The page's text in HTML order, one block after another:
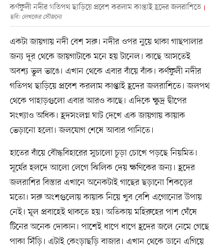
কর্ণফুলী নদীর গতিপথ ছাড়িয়ে প্রবেশ করলাম কাপ্তাই হ্রদের জলরাশিতে
ছবি: লেখকের সৌজন্যে
একটা জায়গায় নদী বেশ সরু। নদীর ওপর নুয়ে থাকা গাছপালার
জন্য দূর থেকে জায়গাটাকে মনে হয় টানেল। কাছে আসতেই
অবশ্য ভুল ভাঙে। এখান থেকে এবার বাঁয়ে বাঁক। কর্ণফুলী নদীর
গতিপথ ছাড়িয়ে প্রবেশ করলাম কাপ্তাই হ্রদের জলরাশিতে। জলপথ
থেকে পাহাড়গুলো এবার আরও কাছে। এদিকে ক্ষুদ্র দ্বীপের
সংখ্যাও অধিক। হ্রদসংলগ্ন ঘাট দেখে এক জায়গায় কায়াক
ভেড়ানো হলো। জলযোগ শেষে আবার পানিতে।
হাতের বাঁয়ে বৌদ্ধবিহারের সুচালো চূড়া চোখে পড়ছে নিয়মিত।
সূর্যের হলদে আলো লেগে ঝিলিক দেয় ক্ষণিকের জন্য। হ্রদের
জলরাশির বিস্তার এখানে অনেকটাই গাছের ছড়ানো শিকড়ের
মতো। সরু অংশগুলোয় কায়াক নিয়ে খুব বেশি এগোনোর উপায়
নেই। মূল প্রবাহেই থাকতে হয়। অতিকায় মহিরুহের পাশ ঘেঁষে
টিনের অনেক দোকান। পাশেই ধাপে ধাপে হ্রদের জলে নেমে গেছে
পাকা সিঁড়ি। এটাই কেংড়াছড়ি বাজার। এখান থেকে ডানে এগিয়ে